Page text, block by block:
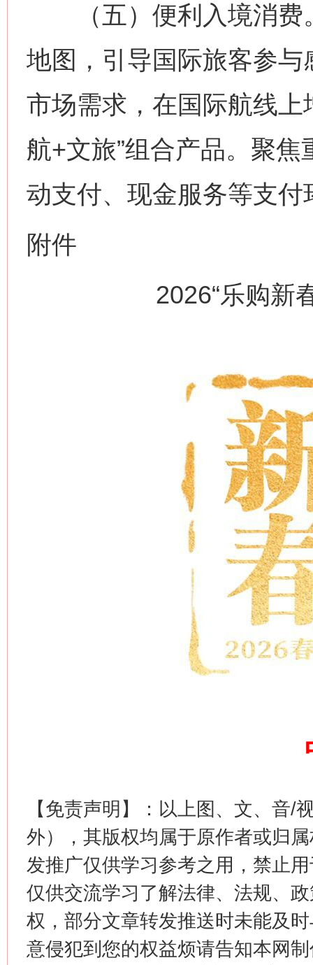
（五）便利入境消费
地图，引导国际旅客参
市场需求，在国际航线上
航+文旅”组合产品。聚
动支付、现金服务等支
附件
2026“乐购新
【免责声明】：以上图、文、音/
外），其版权均属于原作者或归
发推广仅供学习参考之用，禁止
仅供交流学习了解法律、法规、
权，部分文章转发推送时未能及
意侵犯到您的权益烦请告知本网
网上购药对药下症？
这是一记警钟！ 谢
魏明
揭批美国五大"原罪" "炒